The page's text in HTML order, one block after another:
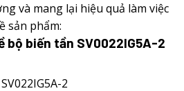
và mang lại hiệu quả làm việc
sản phẩm:
biến tần SV0022IG5A-2
2